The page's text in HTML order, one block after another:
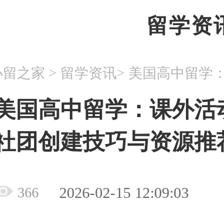
留学资
留之家 > 留学资讯>
国高中留学：课外
团创建技巧与资源推
366 2026-02-15 12:09:03